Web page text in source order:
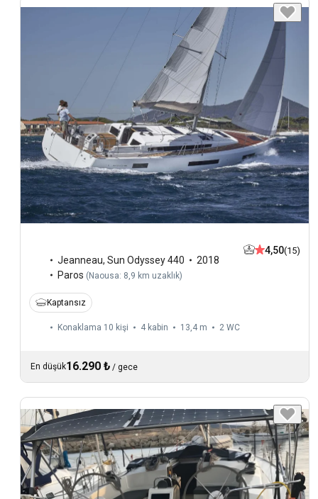
Jeanneau, Sun Odyssey 440
2018
Paros (Naousa: 8,9 km uzaklık)
4,50(15)
Kaptansız
Konaklama 10 kişi 4 kabin 13,4 m 2 WC
En düşük16.290 ₺ / gece